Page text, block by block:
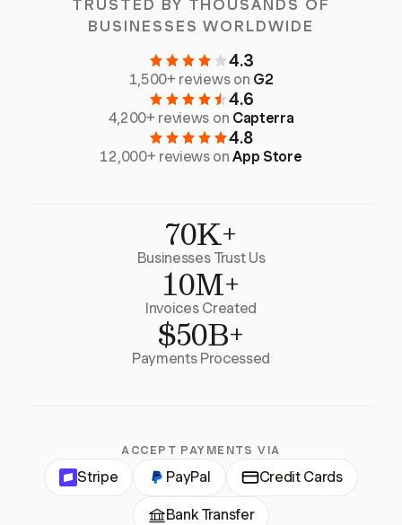
TRUSTED BY THOUSANDS OF
BUSINESSES WORLDWIDE
4.3
1,500+ reviews on G2
4.6
4,200+ reviews on Capterra
4.8
12,000+ reviews onApp Store
70K+
Businesses Trust Us
10M+
Invoices Created
$50B+
Payments Processed
ACCEPT PAYMENTS VIA
Stripe PayPal Credit Cards
Bank Transfer